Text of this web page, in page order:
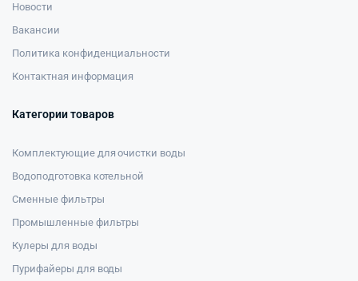
Новости
Вакансии
Политика конфиденциальности
Контактная информация
Категории товаров
Комплектующие для очистки воды
Водоподготовка котельной
Сменные фильтры
Промышленные фильтры
Кулеры для воды
Пурифайеры для воды